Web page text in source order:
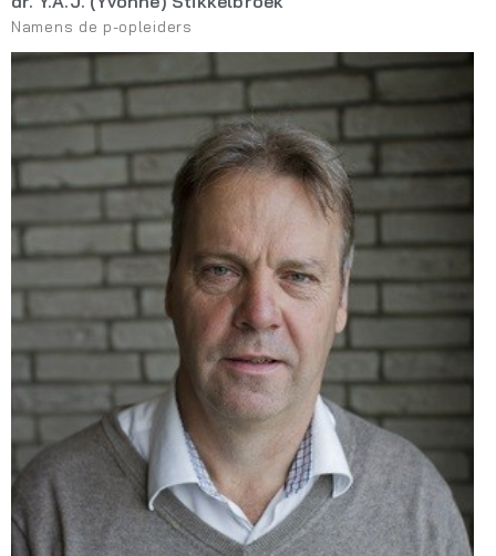
Namens de p-opleiders